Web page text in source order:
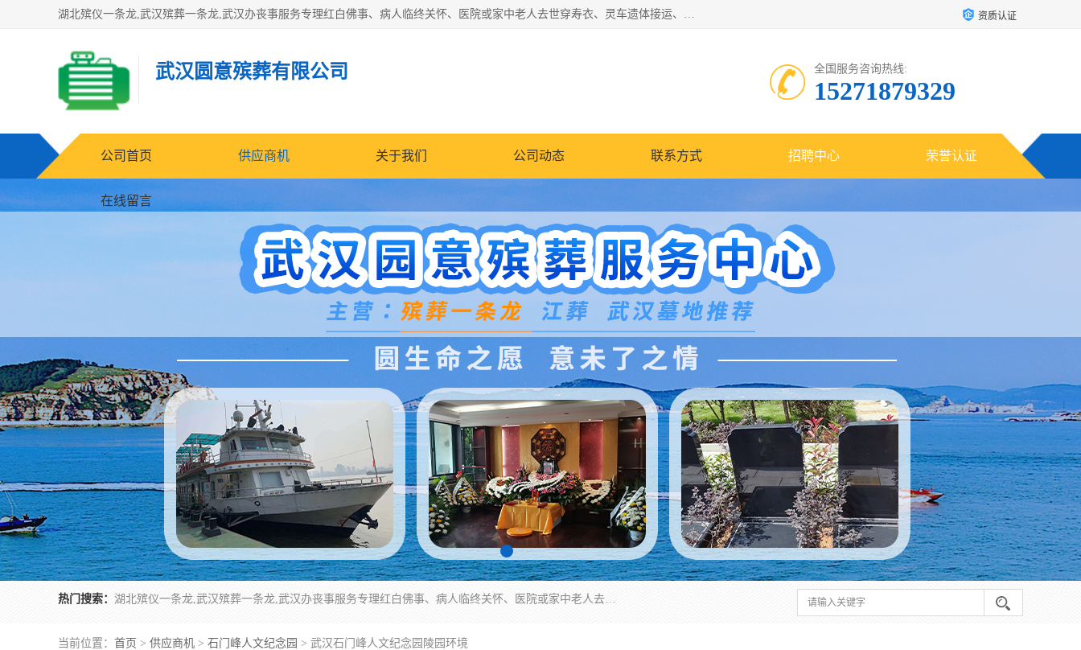
湖北殡仪一条龙,武汉殡葬一条龙,武汉办丧事服务专理红白佛事、病人临终关怀、医院或家中老人去世穿寿衣、灵车遗体接运、殡仪馆告别厅预约、办理火葬场手续、民俗丧事策划、遗体告别仪式、民俗礼仪服务、殡葬礼仪策划、陵园墓位导购、寺庙塔位择吉、往生功德策划、民俗功德策划、异地殡葬礼仪服务、异地骨灰接送返乡 资质认证
武汉圆意殡葬有限公司 全国服务咨询热线:
15271879329
公司首页 供应商机 关于我们 公司动态 联系方式 招聘中心 荣誉认证
在线留言
热门搜索： 湖北殡仪一条龙,武汉殡葬一条龙,武汉办丧事服务专理红白佛事、病人临终关怀、医院或家中老人去世穿寿衣、灵车遗体接运、殡仪馆告别厅预约、办理火葬场手续、民俗丧事策划、遗体告别仪式、民俗礼仪服务、殡葬礼仪策划、陵园墓位导购、寺庙塔位择吉、往生功德策划、民俗功德策划、异地殡葬礼仪服务、异地骨灰接送返乡
当前位置： 首页 > 供应商机 > 石门峰人文纪念园 > 武汉石门峰人文纪念园陵园环境